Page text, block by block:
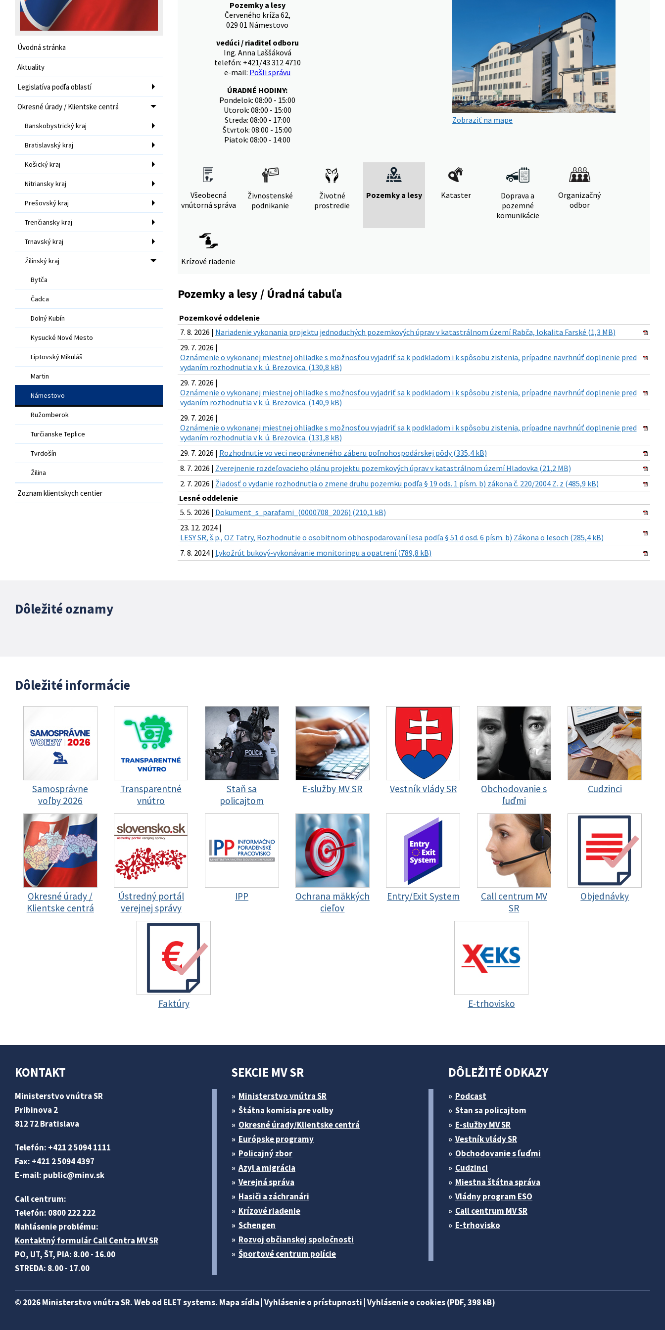
Úvodná stránka
Aktuality
Legislatíva podľa oblastí
Okresné úrady / Klientske centrá
Banskobystrický kraj
Bratislavský kraj
Košický kraj
Nitriansky kraj
Prešovský kraj
Trenčiansky kraj
Trnavský kraj
Žilinský kraj
Bytča
Čadca
Dolný Kubín
Kysucké Nové Mesto
Liptovský Mikuláš
Martin
Námestovo
Ružomberok
Turčianske Teplice
Tvrdošín
Žilina
Zoznam klientskych centier
Pozemky a lesy
Červeného kríža 62,
029 01 Námestovo
vedúci / riaditeľ odboru
Ing. Anna Laššáková
telefón: +421/43 312 4710
e-mail: Pošli správu
ÚRADNÉ HODINY:
Pondelok: 08:00 - 15:00
Utorok: 08:00 - 15:00
Streda: 08:00 - 17:00
Štvrtok: 08:00 - 15:00
Piatok: 08:00 - 14:00
Zobraziť na mape
Všeobecná
vnútorná správa
Živnostenské
podnikanie
Životné
prostredie
Pozemky a lesy Kataster
Doprava a
pozemné
komunikácie
Organizačný
odbor
Krízové riadenie
Pozemky a lesy / Úradná tabuľa
Pozemkové oddelenie
7. 8. 2026 | Nariadenie vykonania projektu jednoduchých pozemkových úprav v katastrálnom území Rabča, lokalita Farské (1,3 MB)
29. 7. 2026 |
Oznámenie o vykonanej miestnej ohliadke s možnosťou vyjadriť sa k podkladom i k spôsobu zistenia, prípadne navrhnúť doplnenie pred
vydaním rozhodnutia v k. ú. Brezovica. (130,8 kB)
29. 7. 2026 |
Oznámenie o vykonanej miestnej ohliadke s možnosťou vyjadriť sa k podkladom i k spôsobu zistenia, prípadne navrhnúť doplnenie pred
vydaním rozhodnutia v k. ú. Brezovica. (140,9 kB)
29. 7. 2026 |
Oznámenie o vykonanej miestnej ohliadke s možnosťou vyjadriť sa k podkladom i k spôsobu zistenia, prípadne navrhnúť doplnenie pred
vydaním rozhodnutia v k. ú. Brezovica. (131,8 kB)
29. 7. 2026 | Rozhodnutie vo veci neoprávneného záberu poľnohospodárskej pôdy (335,4 kB)
8. 7. 2026 | Zverejnenie rozdeľovacieho plánu projektu pozemkových úprav v katastrálnom území Hladovka (21,2 MB)
2. 7. 2026 | Žiadosť o vydanie rozhodnutia o zmene druhu pozemku podľa § 19 ods. 1 písm. b) zákona č. 220/2004 Z. z (485,9 kB)
Lesné oddelenie
5. 5. 2026 | Dokument_s_parafami_(0000708_2026) (210,1 kB)
23. 12. 2024 |
LESY SR, š.p., OZ Tatry, Rozhodnutie o osobitnom obhospodarovaní lesa podľa § 51 d osd. 6 písm. b) Zákona o lesoch (285,4 kB)
7. 8. 2024 | Lykožrút bukový-vykonávanie monitoringu a opatrení (789,8 kB)
Dôležité oznamy
Dôležité informácie
Samosprávne
voľby 2026
Transparentné
vnútro
Staň sa
policajtom
E-služby MV SR Vestník vlády SR
Obchodovanie s
ľuďmi
Cudzinci
Okresné úrady /
Klientske centrá
Ústredný portál
verejnej správy
IPP
Ochrana mäkkých
cieľov
Entry/Exit System
Call centrum MV
SR
Objednávky
Faktúry E-trhovisko
KONTAKT
Ministerstvo vnútra SR
Pribinova 2
812 72 Bratislava
Telefón: +421 2 5094 1111
Fax: +421 2 5094 4397
E-mail: public@minv.sk
Call centrum:
Telefón: 0800 222 222
Nahlásenie problému:
Kontaktný formulár Call Centra MV SR
PO, UT, ŠT, PIA: 8.00 - 16.00
STREDA: 8.00 - 17.00
SEKCIE MV SR
Ministerstvo vnútra SR
Štátna komisia pre volby
Okresné úrady/Klientske centrá
Európske programy
Policajný zbor
Azyl a migrácia
Verejná správa
Hasiči a záchranári
Krízové riadenie
Schengen
Rozvoj občianskej spoločnosti
Športové centrum polície
DÔLEŽITÉ ODKAZY
Podcast
Stan sa policajtom
E-služby MV SR
Vestník vlády SR
Obchodovanie s ľuďmi
Cudzinci
Miestna štátna správa
Vládny program ESO
Call centrum MV SR
E-trhovisko
© 2026 Ministerstvo vnútra SR. Web od ELET systems. Mapa sídla Vyhlásenie o prístupnosti Vyhlásenie o cookies (PDF, 398 kB)